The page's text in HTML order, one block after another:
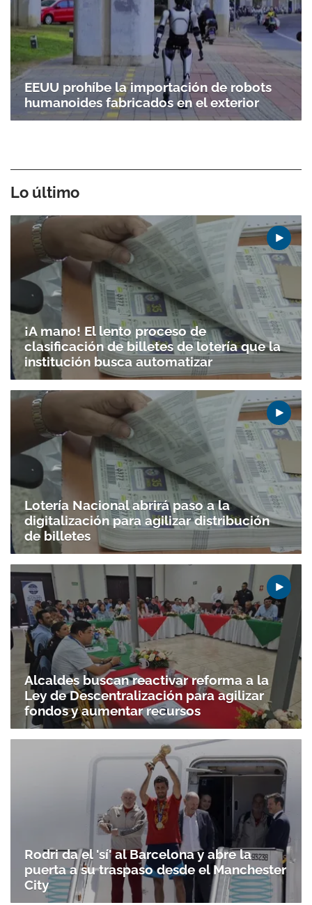
Gracias por suscribirte a nuestro boletín.
ACEPTAR
EEUU prohíbe la importación de robots
humanoides fabricados en el exterior
Lo último
¡A mano! El lento proceso de
clasificación de billetes de lotería que la
institución busca automatizar
Lotería Nacional abrirá paso a la
digitalización para agilizar distribución
de billetes
Alcaldes buscan reactivar reforma a la
Ley de Descentralización para agilizar
fondos y aumentar recursos
Rodri da el 'sí' al Barcelona y abre la
puerta a su traspaso desde el Manchester
City